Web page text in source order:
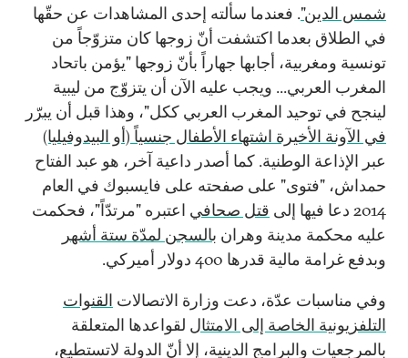
شمس الدين". فعندما سألته إحدى المشاهدات عن حقّها
في الطلاق بعدما اكتشفت أنّ زوجها كان متزوّجاً من
تونسية ومغربية، أجابها جهاراً بأنّ زوجها "يؤمن باتحاد
المغرب العربي... ويجب عليه الآن أن يتزوّج من ليبية
لينجح في توحيد المغرب العربي ككل"، وهذا قبل أن يبرّر
في الآونة الأخيرة اشتهاء الأطفال جنسياً (أو البيدوفيليا)
عبر الإذاعة الوطنية. كما أصدر داعية آخر، هو عبد الفتاح
حمداش، "فتوى" على صفحته على فايسبوك في العام
2014 دعا فيها إلى
قتل صحافي اعتبره "مرتدّاً"، فحكمت
عليه محكمة مدينة وهران بالسجن لمدّة ستة أشهر
وبدفع غرامة مالية قدرها 400 دولار أميركي.
وفي مناسبات عدّة، دعت وزارة الاتصالات القنوات
التلفزيونية الخاصة إلى الامتثال لقواعدها المتعلقة
بالمرجعيات والبرامج الدينية، إلا أنّ الدولة لاتستطيع،